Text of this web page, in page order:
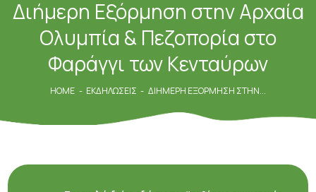
Διήμερη Εξόρμηση στην Αρχαία
Ολυμπία & Πεζοπορία στο
Φαράγγι των Κενταύρων
HOME ΕΚΔΗΛΏΣΕΙΣ ΔΙΉΜΕΡΗ ΕΞΌΡΜΗΣΗ ΣΤΗΝ...
ΠΟΙΟΊ ΕΊΜΑΣΤΕ
ΚΑΝΟΝΙΣΜΟΊ
ΤΑ ΝΈΑ ΜΑΣ